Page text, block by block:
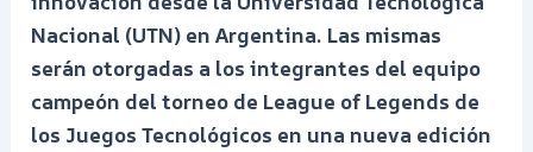
Nacional (UTN) en Argentina. Las mismas
serán otorgadas a los integrantes del equipo
campeón del torneo de League of Legends de
los Juegos Tecnológicos en una nueva edición